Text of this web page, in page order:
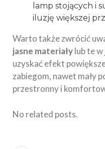
lamp stojących i
iluzję większej
Warto także zwrócić
jasne materiałylub te
uzyskać efekt
zabiegom, nawet mały
przestronny i
No related posts.